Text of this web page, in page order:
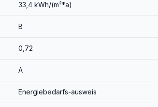
33,4 kWh/(m²*a)
B
0,72
A
Energiebedarfs-ausweis